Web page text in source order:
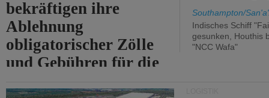
bekräftigen ihre
Ablehnung
obligatorischer Zölle
und Gebühren für die
Southampton/
Indisches Schiff
gesunken, Houthis
"NCC Wafa"